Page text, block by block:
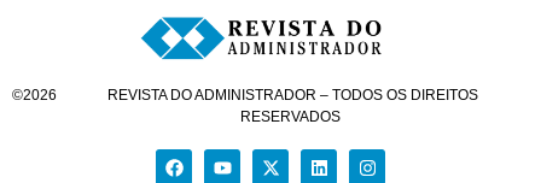
©2026
REVISTA DO ADMINISTRADOR – TODOS OS DIREITOS
RESERVADOS